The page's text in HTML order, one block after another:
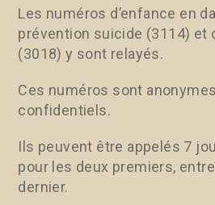
Les numéros d’enfance en
prévention suicide (3114) et
(3018) y sont relayés.
Ces numéros sont
confidentiels.
Ils peuvent être appelés 7
pour les deux premiers,
dernier.